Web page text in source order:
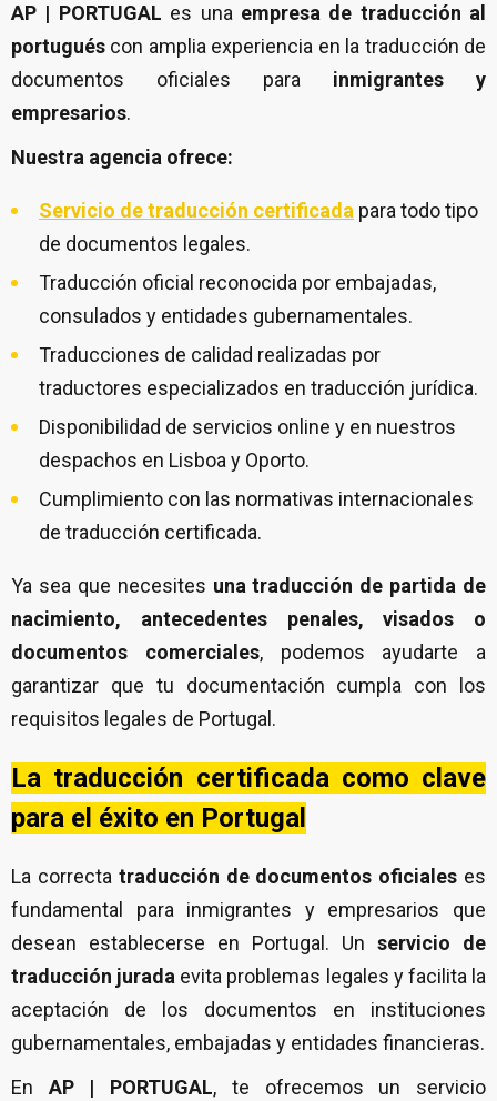
AP | PORTUGAL es una empresa de traducción al
portugués con amplia experiencia en la traducción de
documentos oficiales para inmigrantes y
empresarios.
Nuestra agencia ofrece:
Servicio de traducción certificada para todo tipo
de documentos legales.
Traducción oficial reconocida por embajadas,
consulados y entidades gubernamentales.
Traducciones de calidad realizadas por
traductores especializados en traducción jurídica.
Disponibilidad de servicios online y en nuestros
despachos en Lisboa y Oporto.
Cumplimiento con las normativas internacionales
de traducción certificada.
Ya sea que necesites una traducción de partida de
nacimiento, antecedentes penales, visados o
documentos comerciales, podemos ayudarte a
garantizar que tu documentación cumpla con los
requisitos legales de Portugal.
La traducción certificada como clave
para el éxito en Portugal
La correcta traducción de documentos oficiales es
fundamental para inmigrantes y empresarios que
desean establecerse en Portugal. Un servicio de
traducción jurada evita problemas legales y facilita la
aceptación de los documentos en instituciones
gubernamentales, embajadas y entidades financieras.
En AP | PORTUGAL, te ofrecemos un servicio